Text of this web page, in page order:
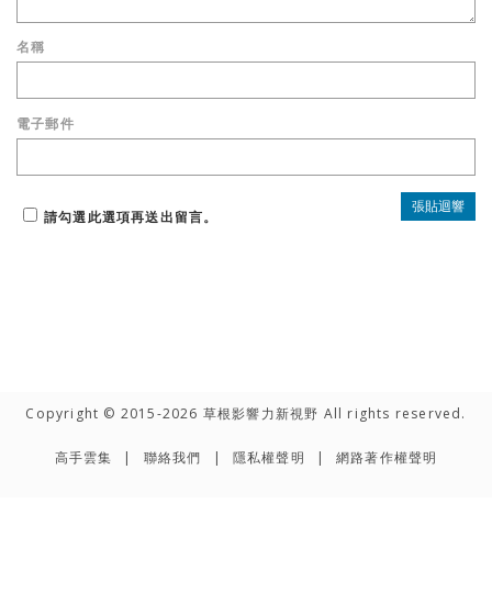
名稱
電子郵件
請勾選此選項再送出留言。
Copyright © 2015-2026 草根影響力新視野 All rights reserved.
高手雲集 聯絡我們 隱私權聲明 網路著作權聲明